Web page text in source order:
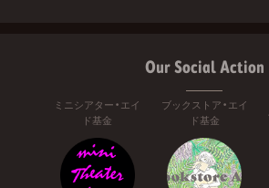
Our Social Action
ミニシアター・エイ
ド基金
ブックストア・エイ
ド基金